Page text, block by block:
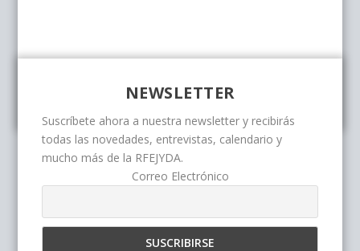
NEWSLETTER
Suscríbete ahora a nuestra newsletter y recibirás
todas las novedades, entrevistas, calendario y
mucho más de la RFEJYDA.
Correo Electrónico